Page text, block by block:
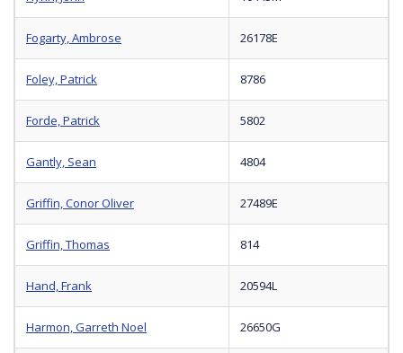
Fogarty, Ambrose 26178E
Foley, Patrick 8786
Forde, Patrick 5802
Gantly, Sean 4804
Griffin, Conor Oliver 27489E
Griffin, Thomas 814
Hand, Frank 20594L
Harmon, Garreth Noel 26650G